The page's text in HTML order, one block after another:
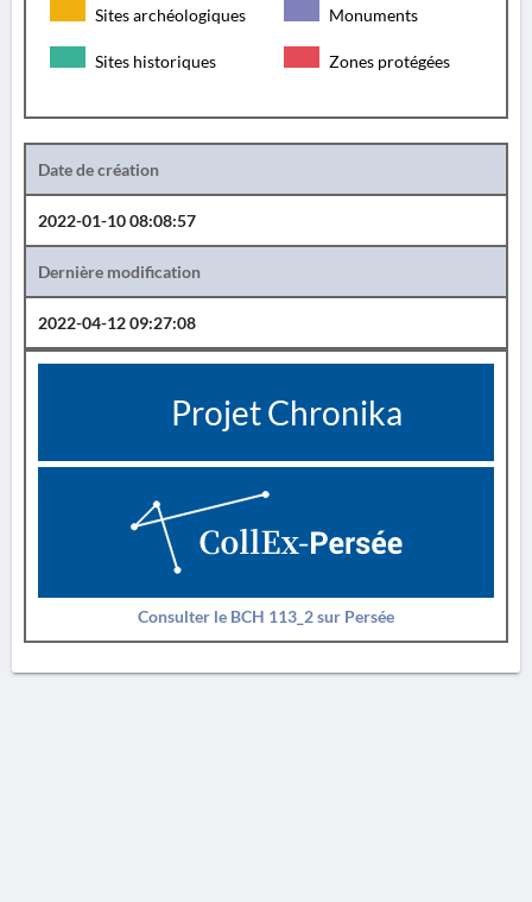
Sites archéologiques Monuments
Sites historiques Zones protégées
Date de création
2022-01-10 08:08:57
Dernière modification
2022-04-12 09:27:08
Projet Chronika
Consulter le BCH 113_2 sur Persée